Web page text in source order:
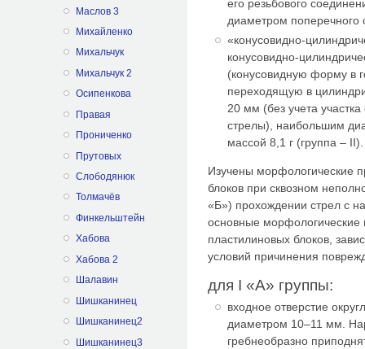
Маслов 3
Михайленко
Михальчук
Михальчук 2
Осипенкова
Правая
Прониченко
Прутовых
Слободянюк
Толмачёв
Финкельштейн
Хабова
Хабова 2
Шалавин
Шишканинец
Шишканинец2
Шишканинец3
его резьбового
диаметром поперечного
«конусовидно-
конусовидно-
(конусовидную форму в
переходящую в
20 мм (без учета
стрелы), наибольшим
массой 8,1 г (группа – II).
Изучены морфологические
блоков при сквозном
«Б») прохождении стрел с
основные морфологические
пластилиновых блоков,
условий причинения
для I «А» группы:
входное отверстие
диаметром 10–11 мм.
гребнеобразно